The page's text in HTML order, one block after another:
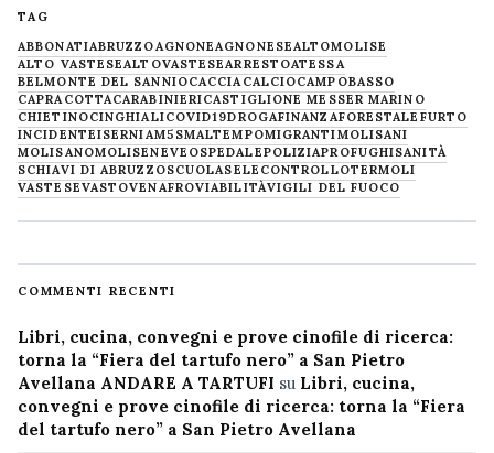
TAG
ABBONATIABRUZZOAGNONEAGNONESEALTOMOLISE
ALTO VASTESEALTOVASTESEARRESTOATESSA
BELMONTE DEL SANNIOCACCIACALCIOCAMPOBASSO
CAPRACOTTACARABINIERICASTIGLIONE MESSER MARINO
CHIETINOCINGHIALICOVID19DROGAFINANZAFORESTALE FURTO
INCIDENTEISERNIAM5SMALTEMPOMIGRANTIMOLISANI
MOLISANOMOLISENEVE OSPEDALEPOLIZIAPROFUGHISANITÀ
SCHIAVI DI ABRUZZOSCUOLASELECONTROLLOTERMOLI
VASTESEVASTOVENAFROVIABILITÀVIGILI DEL FUOCO
COMMENTI RECENTI
Libri, cucina, convegni e prove cinofile di ricerca:
torna la “Fiera del tartufo nero” a San Pietro
Avellana ANDARE A TARTUFI su Libri, cucina,
convegni e prove cinofile di ricerca: torna la “Fiera
del tartufo nero” a San Pietro Avellana